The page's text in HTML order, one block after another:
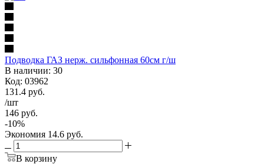
Подводка ГАЗ нерж. сильфонная 60см г/ш
В наличии: 30
Код: 03962
131.4 руб.
/шт
146 руб.
-10%
Экономия 14.6 руб.
В корзину